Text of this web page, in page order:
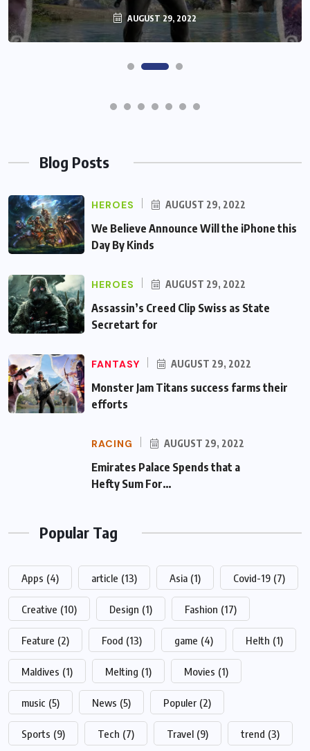
AUGUST 29, 2022
AUGUST 29, 2022
Blog Posts
HEROES AUGUST 29, 2022
We Believe Announce Will the iPhone this
Day By Kinds
HEROES AUGUST 29, 2022
Assassin’s Creed Clip Swiss as State
Secretart for
FANTASY AUGUST 29, 2022
Monster Jam Titans success farms their
efforts
RACING AUGUST 29, 2022
Emirates Palace Spends that a Hefty Sum
For…
Popular Tag
Apps (4) article (13) Asia (1) Covid-19 (7)
Creative (10) Design (1) Fashion (17)
Feature (2) Food (13) game (4) Helth (1)
Maldives (1) Melting (1) Movies (1)
music (5) News (5) Populer (2)
Sports (9) Tech (7) Travel (9) trend (3)